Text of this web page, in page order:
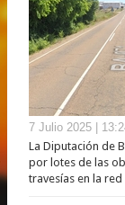
7 Julio 2025 |
La Diputación de
por lotes de las
travesías en la